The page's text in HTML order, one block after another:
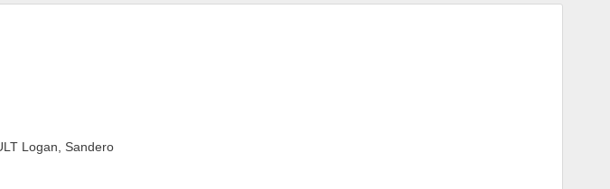
Logan, Sandero